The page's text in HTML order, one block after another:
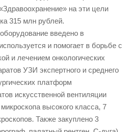
на эти цели
315 млн рублей.
введено в
и помогает в борьбе с
и лечением онкологических
УЗИ экспертного и среднего
платформ
искусственной вентиляции
высокого класса, 7
Также закуплено 3